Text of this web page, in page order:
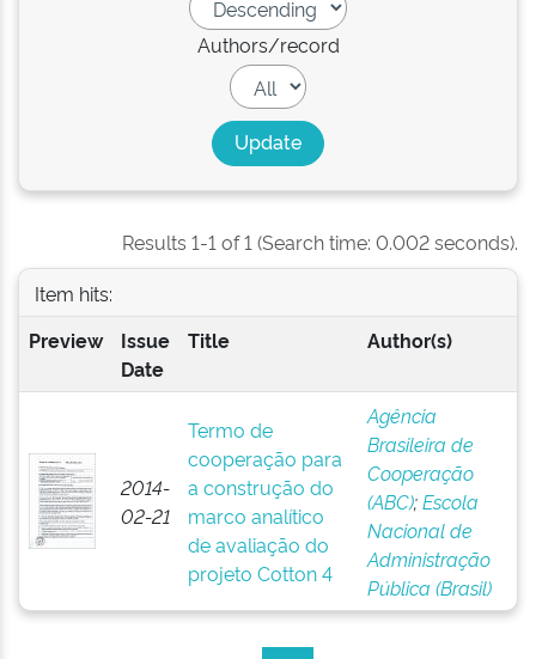
Authors/record
Results 1-1 of 1 (Search time: 0.002 seconds).
Item hits:
Preview
Issue
Date
Title Author(s)
2014-
02-21
Termo de
cooperação para
a construção do
marco analítico
de avaliação do
projeto Cotton 4
Agência
Brasileira de
Cooperação
(ABC);Escola
Nacional de
Administração
Pública (Brasil)